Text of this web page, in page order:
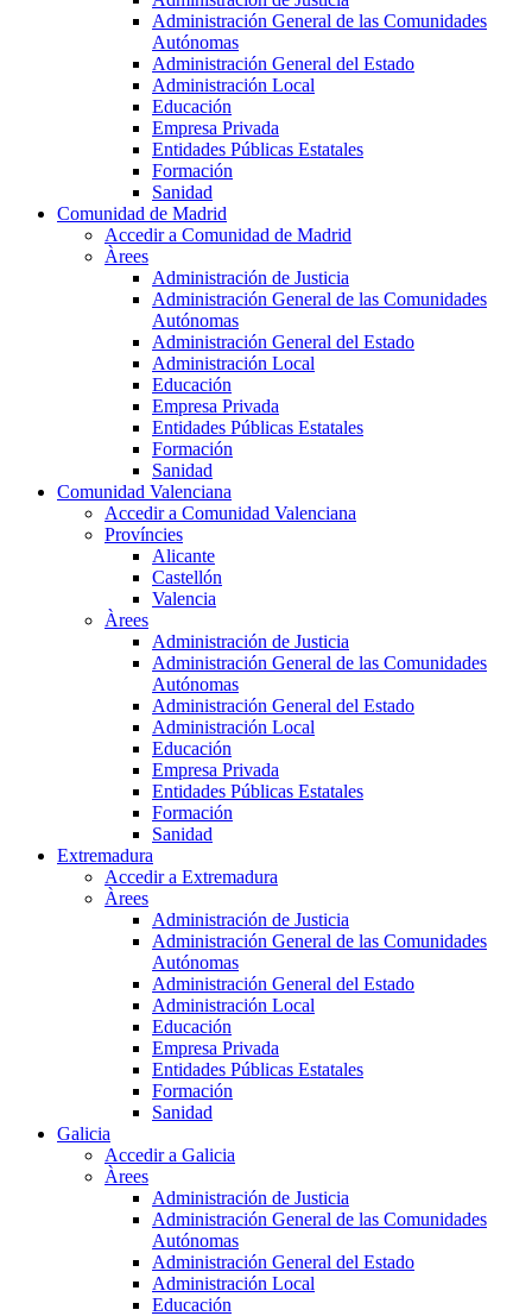
Administración General de las Comunidades
Autónomas
Administración General del Estado
Administración Local
Educación
Empresa Privada
Entidades Públicas Estatales
Formación
Sanidad
Comunidad de Madrid
Accedir a Comunidad de Madrid
Àrees
Administración de Justicia
Administración General de las Comunidades
Autónomas
Administración General del Estado
Administración Local
Educación
Empresa Privada
Entidades Públicas Estatales
Formación
Sanidad
Comunidad Valenciana
Accedir a Comunidad Valenciana
Províncies
Alicante
Castellón
Valencia
Àrees
Administración de Justicia
Administración General de las Comunidades
Autónomas
Administración General del Estado
Administración Local
Educación
Empresa Privada
Entidades Públicas Estatales
Formación
Sanidad
Extremadura
Accedir a Extremadura
Àrees
Administración de Justicia
Administración General de las Comunidades
Autónomas
Administración General del Estado
Administración Local
Educación
Empresa Privada
Entidades Públicas Estatales
Formación
Sanidad
Galicia
Accedir a Galicia
Àrees
Administración de Justicia
Administración General de las Comunidades
Autónomas
Administración General del Estado
Administración Local
Educación